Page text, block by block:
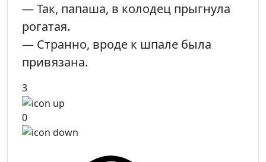
— Так, папаша, в колодец прыгнула
рогатая.
— Странно, вроде к шпале была
привязана.
3
0